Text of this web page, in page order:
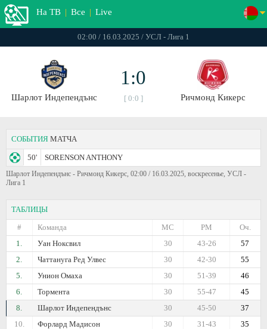
На ТВ | Все | Live
02:00 / 16.03.2025 / УСЛ - Лига 1
Шарлот Индепендънс
1:0
[ 0:0 ] Ричмонд Кикерс
СОБЫТИЯ МАТЧА
50' SORENSON ANTHONY
Шарлот Индепендънс - Ричмонд Кикерс, 02:00 / 16.03.2025, воскресенье, УСЛ -
Лига 1
ТАБЛИЦЫ
#
Команда Оч.
РМ
МС
1.
Уан Ноксвил 57
43-26
30
2.
Чаттануга Ред Улвес 55
42-30
30
5.
Унион Омаха 46
51-39
30
6.
Тормента 45
55-47
30
8.
Шарлот Индепендънс 37
45-50
30
10.
Форлард Мадисон 35
31-43
30